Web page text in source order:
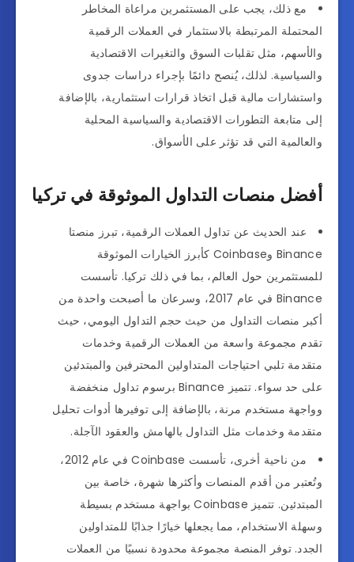
مع ذلك، يجب على المستثمرين مراعاة المخاطر
المحتملة المرتبطة بالاستثمار في العملات الرقمية
والأسهم، مثل تقلبات السوق والتغيرات الاقتصادية
والسياسية. لذلك، يُنصح دائمًا بإجراء دراسات جدوى
واستشارات مالية قبل اتخاذ قرارات استثمارية، بالإضافة
إلى متابعة التطورات الاقتصادية والسياسية المحلية
والعالمية التي قد تؤثر على الأسواق.
أفضل منصات التداول الموثوقة في تركيا
عند الحديث عن تداول العملات الرقمية، تبرز منصتا
Binance وCoinbase كأبرز الخيارات الموثوقة
للمستثمرين حول العالم، بما في ذلك تركيا. تأسست
Binance في عام 2017، وسرعان ما أصبحت واحدة من
أكبر منصات التداول من حيث حجم التداول اليومي، حيث
تقدم مجموعة واسعة من العملات الرقمية وخدمات
متقدمة تلبي احتياجات المتداولين المحترفين والمبتدئين
على حد سواء. تتميز Binance برسوم تداول منخفضة
وواجهة مستخدم مرنة، بالإضافة إلى توفيرها أدوات تحليل
متقدمة وخدمات مثل التداول بالهامش والعقود الآجلة.
من ناحية أخرى، تأسست Coinbase في عام 2012،
وتُعتبر من أقدم المنصات وأكثرها شهرة، خاصة بين
المبتدئين. تتميز Coinbase بواجهة مستخدم بسيطة
وسهلة الاستخدام، مما يجعلها خيارًا جذابًا للمتداولين
الجدد. توفر المنصة مجموعة محدودة نسبيًا من العملات